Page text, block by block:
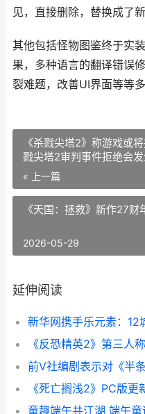
见，直接删除，替换成了新
其他包括怪物图鉴终于实
果，多种语言的翻译错误
裂难题，改善UI界面等等多
《杀戮尖塔2》称游戏或
戮尖塔2审判事件拒绝会
« 上一篇
《天国：拯救》新作27
2026-05-29
延伸阅读
新华网携手乐元素：12
童趣端午共江湖 端午童